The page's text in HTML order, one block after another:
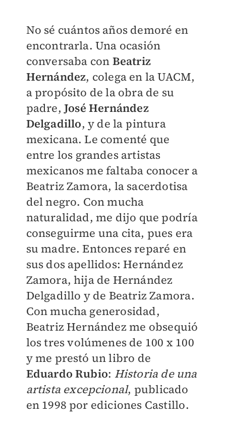
No sé cuántos años demoré en
encontrarla. Una ocasión
conversaba con Beatriz
Hernández, colega en la UACM,
a propósito de la obra de su
padre, José Hernández
Delgadillo, y de la pintura
mexicana. Le comenté que
entre los grandes artistas
mexicanos me faltaba conocer a
Beatriz Zamora, la sacerdotisa
del negro. Con mucha
naturalidad, me dijo que podría
conseguirme una cita, pues era
su madre. Entonces reparé en
sus dos apellidos: Hernández
Zamora, hija de Hernández
Delgadillo y de Beatriz Zamora.
Con mucha generosidad,
Beatriz Hernández me obsequió
los tres volúmenes de 100 x 100
y me prestó un libro de
Eduardo Rubio: Historia de una
artista excepcional, publicado
en 1998 por ediciones Castillo.